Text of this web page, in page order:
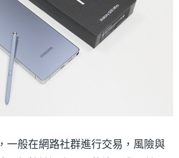
一般在網路社群進行交易，風險與